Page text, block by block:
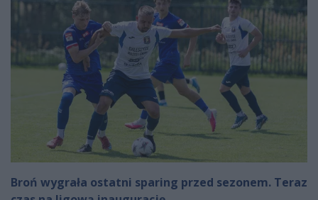
Broń wygrała ostatni sparing przed sezonem. Teraz